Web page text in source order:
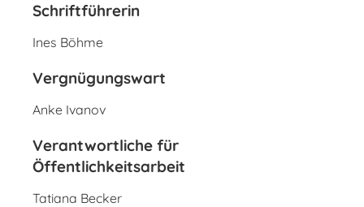
Schriftführerin
Ines Böhme
Vergnügungswart
Anke Ivanov
Verantwortliche für
Öffentlichkeitsarbeit
Tatiana Becker